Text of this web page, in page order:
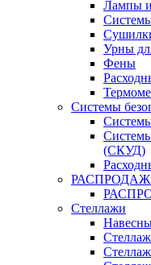
Лампы
Урны
Фены
Системы
(СКУД)
Стеллажи